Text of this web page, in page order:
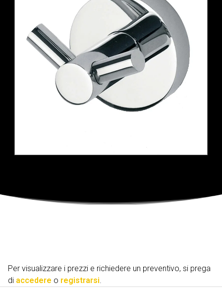
Per visualizzare i prezzi e richiedere un preventivo, si prega
di accedere o registrarsi